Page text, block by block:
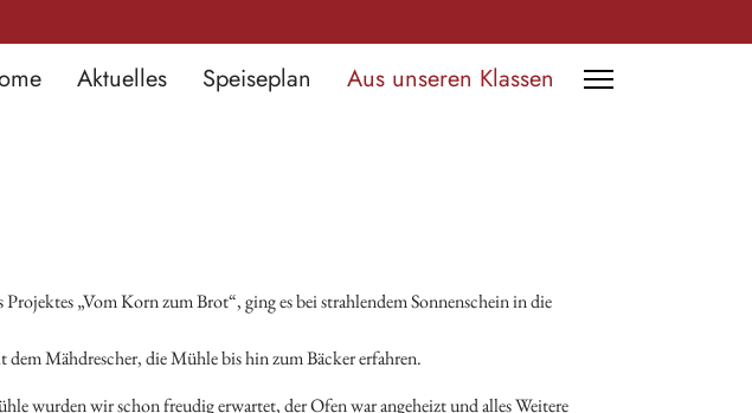
Aktuelles Speiseplan Aus unseren Klassen
„Vom Korn zum Brot“, ging es bei strahlendem Sonnenschein in die
Mähdrescher, die Mühle bis hin zum Bäcker erfahren.
wurden wir schon freudig erwartet, der Ofen war angeheizt und alles Weitere